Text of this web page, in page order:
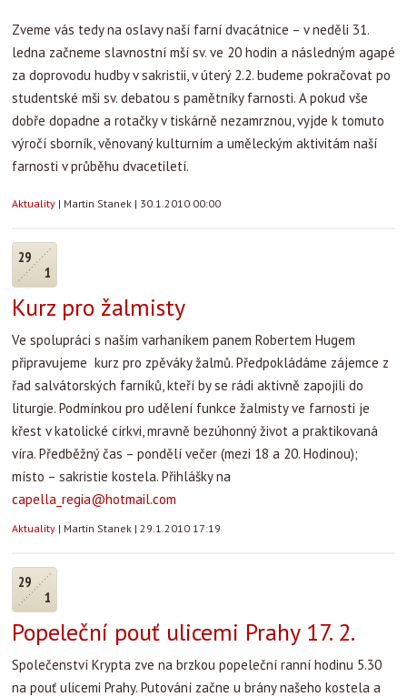
Zveme vás tedy na oslavy naší farní dvacátnice – v neděli 31.
ledna začneme slavnostní mší sv. ve 20 hodin a následným agapé
za doprovodu hudby v sakristii, v úterý 2.2. budeme pokračovat po
studentské mši sv. debatou s pamětníky farnosti. A pokud vše
dobře dopadne a rotačky v tiskárně nezamrznou, vyjde k tomuto
výročí sborník, věnovaný kulturním a uměleckým aktivitám naší
farnosti v průběhu dvacetiletí.
Aktuality | Martin Stanek | 30.1.2010 00:00
29
1
Kurz pro žalmisty
Ve spolupráci s naším varhaníkem panem Robertem Hugem
připravujeme kurz pro zpěváky žalmů. Předpokládáme zájemce z
řad salvátorských farníků, kteří by se rádi aktivně zapojili do
liturgie. Podmínkou pro udělení funkce žalmisty ve farnosti je
křest v katolické církvi, mravně bezúhonný život a praktikovaná
víra. Předběžný čas – pondělí večer (mezi 18 a 20. Hodinou);
místo – sakristie kostela. Přihlášky na
capella_regia@hotmail.com
Aktuality | Martin Stanek | 29.1.2010 17:19
29
1
Popeleční pouť ulicemi Prahy 17. 2.
Společenství Krypta zve na brzkou popeleční ranní hodinu 5.30
na pouť ulicemi Prahy. Putování začne u brány našeho kostela a